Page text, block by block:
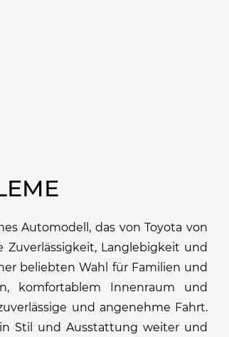
Automodell, das von Toyota von
Zuverlässigkeit, Langlebigkeit und
beliebten Wahl für Familien und
komfortablem Innenraum und
und angenehme Fahrt.
Stil und Ausstattung weiter und